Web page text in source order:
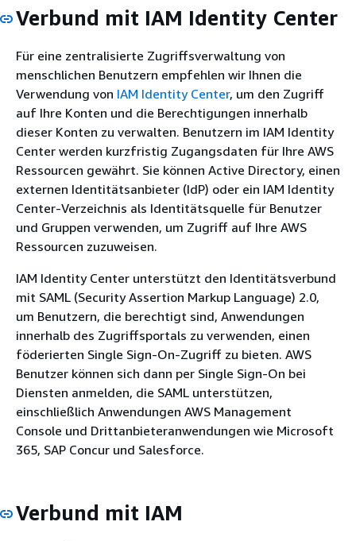
Verbund mit IAM Identity Center
Für eine zentralisierte Zugriffsverwaltung von
menschlichen Benutzern empfehlen wir Ihnen die
Verwendung von IAM Identity Center, um den Zugriff
auf Ihre Konten und die Berechtigungen innerhalb
dieser Konten zu verwalten. Benutzern im IAM Identity
Center werden kurzfristig Zugangsdaten für Ihre AWS
Ressourcen gewährt. Sie können Active Directory, einen
externen Identitätsanbieter (IdP) oder ein IAM Identity
Center-Verzeichnis als Identitätsquelle für Benutzer
und Gruppen verwenden, um Zugriff auf Ihre AWS
Ressourcen zuzuweisen.
IAM Identity Center unterstützt den Identitätsverbund
mit SAML (Security Assertion Markup Language) 2.0,
um Benutzern, die berechtigt sind, Anwendungen
innerhalb des Zugriffsportals zu verwenden, einen
föderierten Single Sign-On-Zugriff zu bieten. AWS
Benutzer können sich dann per Single Sign-On bei
Diensten anmelden, die SAML unterstützen,
einschließlich Anwendungen AWS Management
Console und Drittanbieteranwendungen wie Microsoft
365, SAP Concur und Salesforce.
Verbund mit IAM